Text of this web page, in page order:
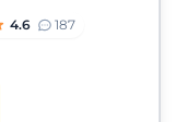
4.6 187